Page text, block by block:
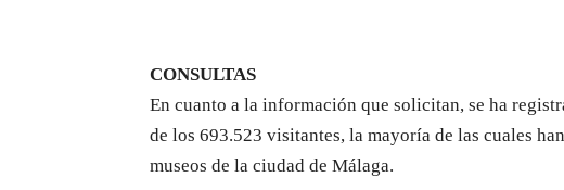
CONSULTAS
En cuanto a la información que solicitan, se ha
de los 693.523 visitantes, la mayoría de las cuales
museos de la ciudad de Málaga.